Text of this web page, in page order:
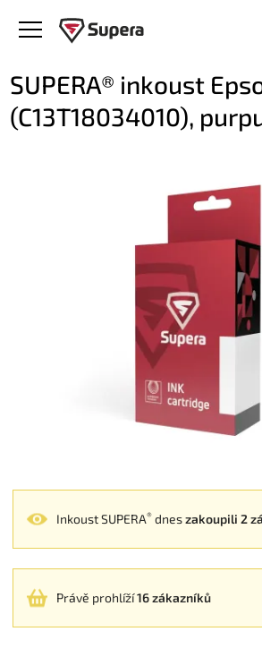
SUPERA® inkoust
(C13T18034010),
Inkoust SUPERA® dneszakoupili 2
Právě prohlíží16 zákazníků